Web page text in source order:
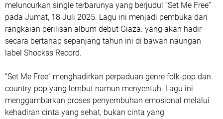
meluncurkan single terbarunya yang berjudul “Set Me Free”
pada Jumat, 18 Juli 2025. Lagu ini menjadi pembuka dari
rangkaian perilisan album debut Giaza. yang akan hadir
secara bertahap sepanjang tahun ini di bawah naungan
label Shockss Record.
“Set Me Free” menghadirkan perpaduan genre folk-pop dan
country-pop yang lembut namun menyentuh. Lagu ini
menggambarkan proses penyembuhan emosional melalui
kehadiran cinta yang sehat, bukan cinta yang